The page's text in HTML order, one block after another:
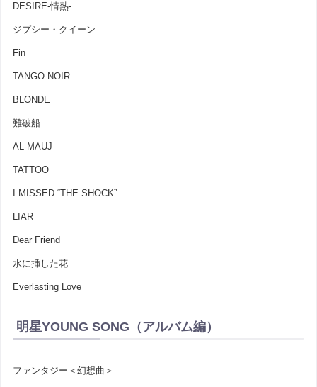
DESIRE-情熱-
ジプシー・クイーン
Fin
TANGO NOIR
BLONDE
難破船
AL-MAUJ
TATTOO
I MISSED “THE SHOCK”
LIAR
Dear Friend
水に挿した花
Everlasting Love
明星YOUNG SONG（アルバム編）
ファンタジー＜幻想曲＞